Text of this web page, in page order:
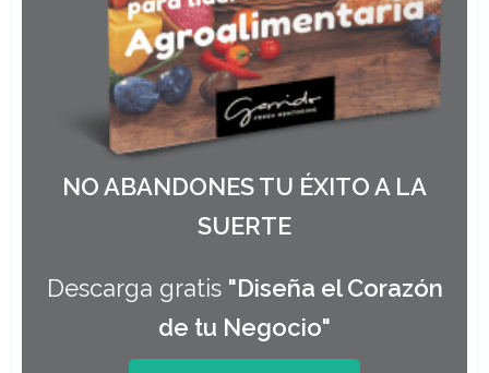
NO ABANDONES TU ÉXITO A LA
SUERTE
Descarga gratis "Diseña el Corazón
de tu Negocio"